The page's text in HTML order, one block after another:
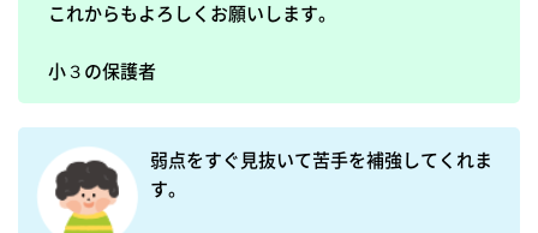
これからもよろしくお願いします。
弱点をすぐ見抜いて苦手を補強してくれま
す。